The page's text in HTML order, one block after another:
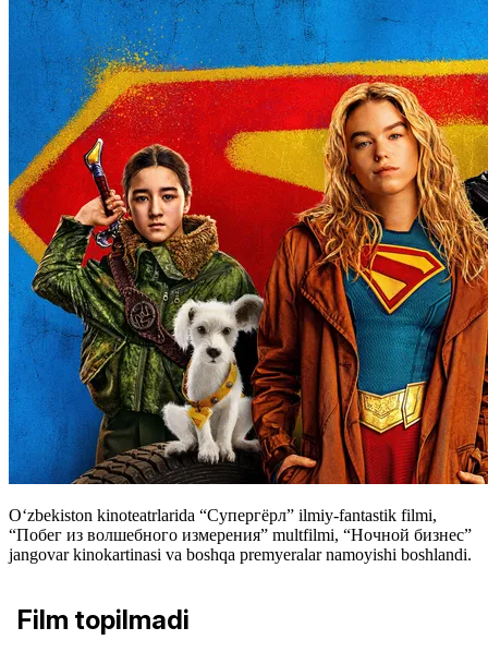
Oʻzbekiston kinoteatrlarida “Супергёрл” ilmiy-fantastik filmi,
“Побег из волшебного измерения” multfilmi, “Ночной бизнес”
jangovar kinokartinasi va boshqa premyeralar namoyishi boshlandi.